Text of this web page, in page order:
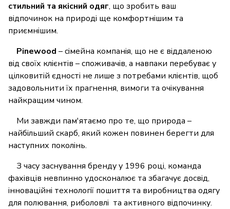
стильний та якісний одяг, що зробить ваш
відпочинок на природі ще комфортнішим та
приємнішим.
Pinewood – сімейна компанія, що не є віддаленою
від своїх клієнтів – споживачів, а навпаки перебуває у
цілковитій єдності не лише з потребами клієнтів, щоб
задовольнити їх прагнення, вимоги та очікування
найкращим чином.
Ми завжди пам'ятаємо про те, що природа –
найбільший скарб, який кожен повинен берегти для
наступних поколінь.
З часу заснування бренду у 1996 році, команда
фахівців невпинно удосконалює та збагачує досвід,
інноваційні технології пошиття та виробництва одягу
для полювання, риболовлі та активного відпочинку.